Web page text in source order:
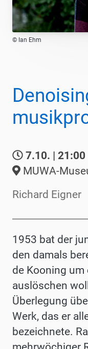
© Ian Ehm
7.10. | 21:00
MUWA-
Richard Eigner
1953 bat der
den damals
de Kooning um
auslöschen
Überlegung
Werk, das er
bezeichnete.